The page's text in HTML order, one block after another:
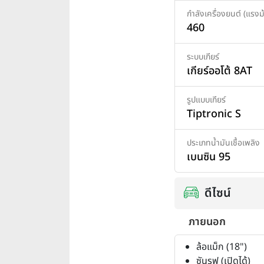
กำลังเครื่องยนต์ (แรง
460
ระบบเกียร์
เกียร์ออโต้ 8AT
รูปแบบเกียร์
Tiptronic S
ประเภทน้ำมันเชื้อเพลิง
เบนซิน 95
ดีไซน์
ภายนอก
ล้อแม็ก (18")
ซันรูฟ (เปิดได้)